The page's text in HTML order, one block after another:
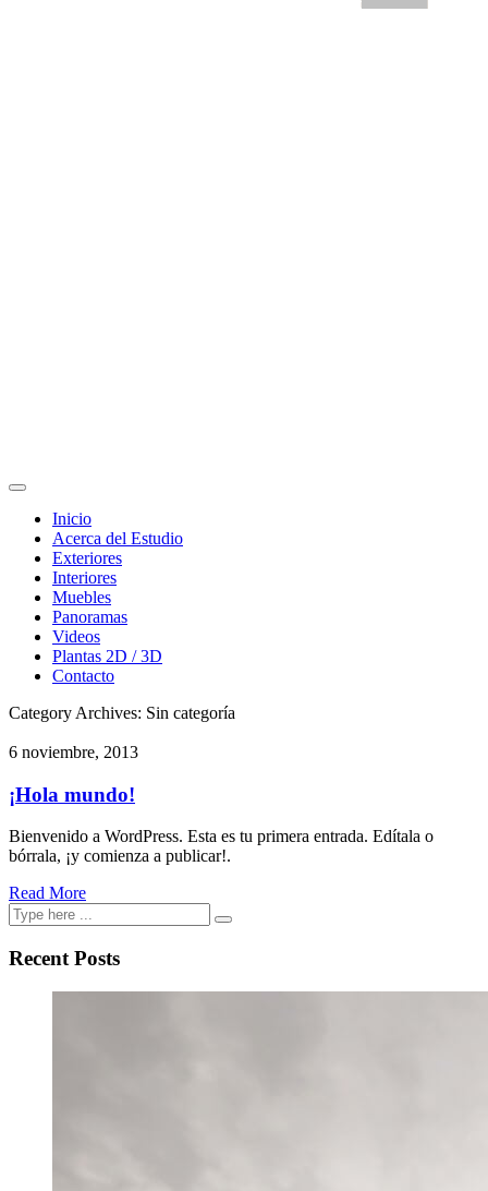
Inicio
Acerca del Estudio
Exteriores
Interiores
Muebles
Panoramas
Videos
Plantas 2D / 3D
Contacto
Category Archives: Sin categoría
6 noviembre, 2013
¡Hola mundo!
Bienvenido a WordPress. Esta es tu primera entrada. Edítala o
bórrala, ¡y comienza a publicar!.
Read More
Recent Posts